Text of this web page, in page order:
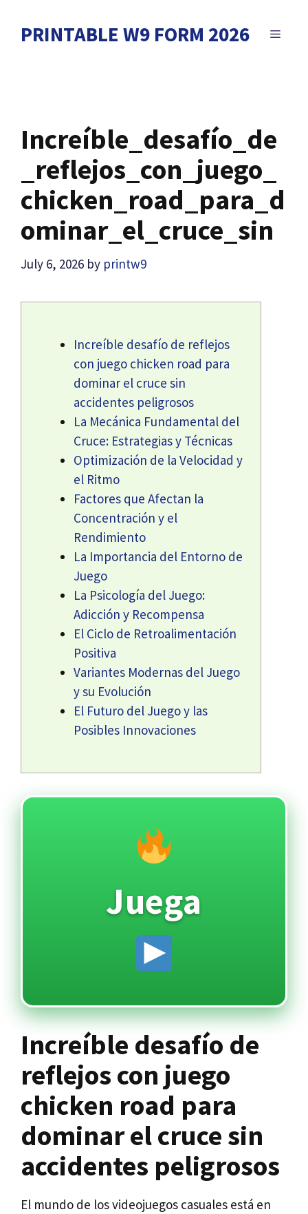
PRINTABLE W9 FORM 2026 MENU
Increíble_desafío_de
_reflejos_con_juego_
chicken_road_para_d
ominar_el_cruce_sin
July 6, 2026 by printw9
Increíble desafío de reflejos
con juego chicken road para
dominar el cruce sin
accidentes peligrosos
La Mecánica Fundamental del
Cruce: Estrategias y Técnicas
Optimización de la Velocidad y
el Ritmo
Factores que Afectan la
Concentración y el
Rendimiento
La Importancia del Entorno de
Juego
La Psicología del Juego:
Adicción y Recompensa
El Ciclo de Retroalimentación
Positiva
Variantes Modernas del Juego
y su Evolución
El Futuro del Juego y las
Posibles Innovaciones
Juega
Increíble desafío de
reflejos con juego
chicken road para
dominar el cruce sin
accidentes peligrosos
El mundo de los videojuegos casuales está en